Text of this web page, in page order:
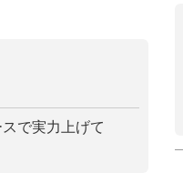
で実力上げて